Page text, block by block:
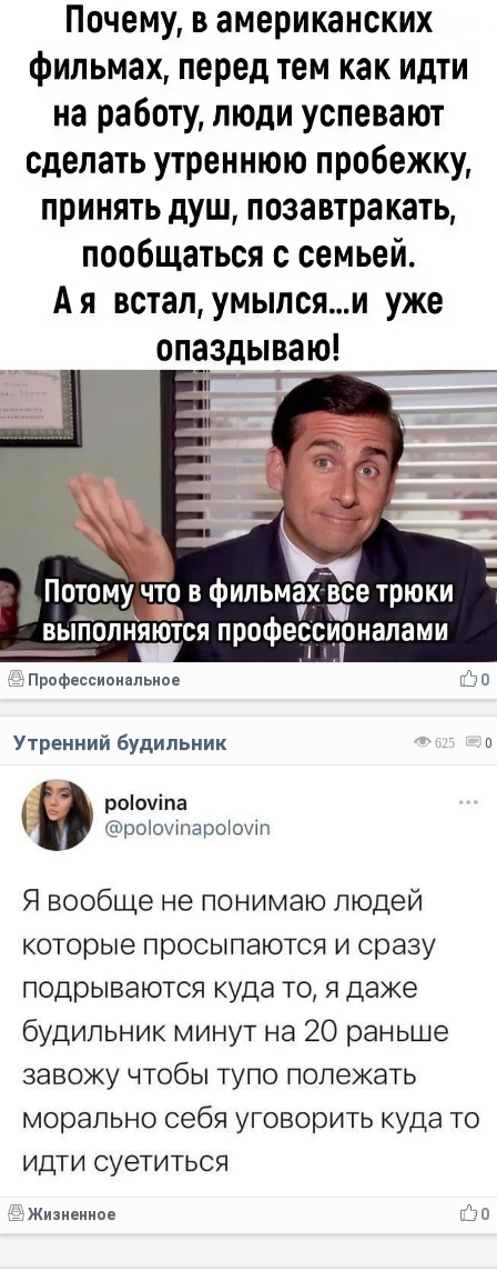
0
Профессиональное
625 0
Утренний будильник
0
Жизненное